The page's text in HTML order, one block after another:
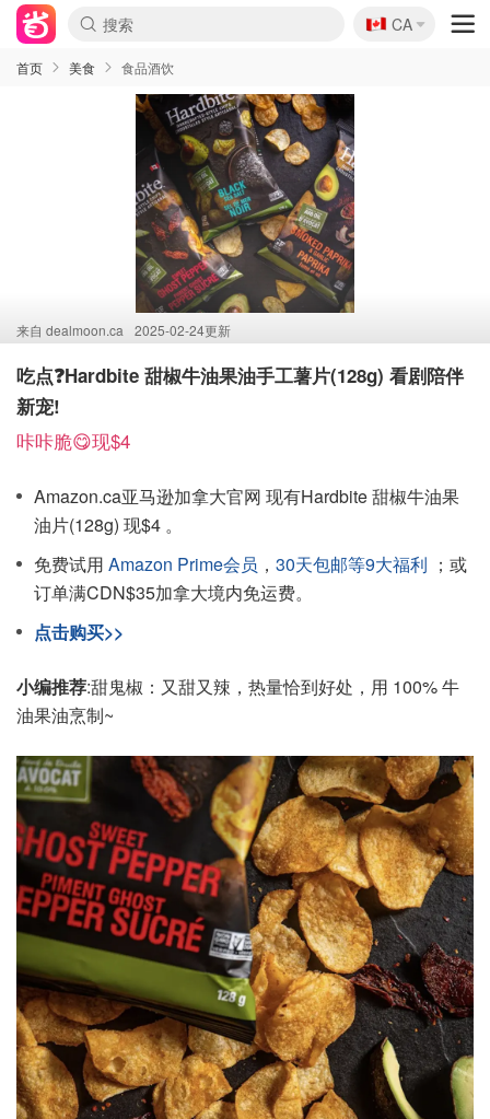
🇨🇦
CA
首页 美食 食品酒饮
来自 dealmoon.ca 2025-02-24更新
吃点❓Hardbite 甜椒牛油果油手工薯片(128g) 看剧陪伴
新宠!
咔咔脆😋现$4
Amazon.ca亚马逊加拿大官网 现有Hardbite 甜椒牛油果
油片(128g) 现$4 。
免费试用 Amazon Prime会员 ， 30天包邮等9大福利 ；或
订单满CDN$35加拿大境内免运费。
点击购买>>
小编推荐:甜鬼椒：又甜又辣，热量恰到好处，用 100% 牛
油果油烹制~